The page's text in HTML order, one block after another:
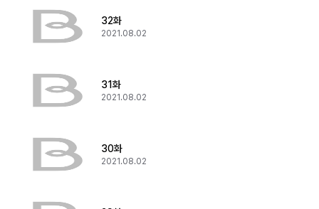
32화
2021.08.02
31화
2021.08.02
30화
2021.08.02